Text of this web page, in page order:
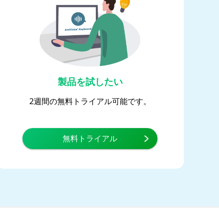
製品を試したい
2週間の無料トライアル可能です。
無料トライアル